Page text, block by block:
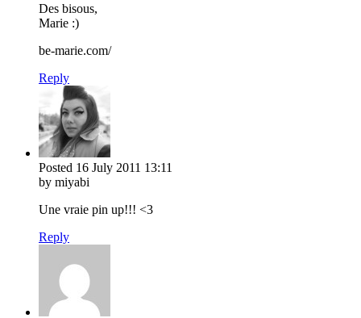
Des bisous,
Marie :)
be-marie.com/
Reply
Posted 16 July 2011 13:11
by miyabi
Une vraie pin up!!! <3
Reply